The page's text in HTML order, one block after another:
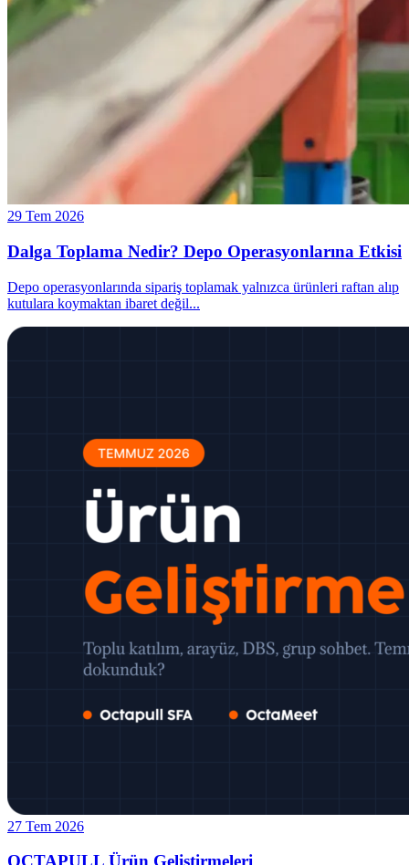
29 Tem 2026
Dalga Toplama Nedir? Depo Operasyonlarına Etkisi
Depo operasyonlarında sipariş toplamak yalnızca ürünleri raftan alıp
kutulara koymaktan ibaret değil...
27 Tem 2026